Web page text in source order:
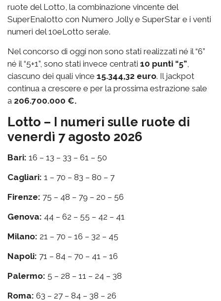
ruote del Lotto, la combinazione vincente del
SuperEnalotto con Numero Jolly e SuperStar e i venti
numeri del 10eLotto serale.
Nel concorso di oggi non sono stati realizzati né il “6”
né il “5+1”, sono stati invece centrati 10 punti “5”
ciascuno dei quali vince 15.344,32 euro. Il jackpot
continua a crescere e per la prossima estrazione sale
a 206.700.000 €.
Lotto – I numeri sulle ruote di
venerdì 7 agosto 2026
Bari: 16 – 13 – 33 – 61 – 50
Cagliari: 1 – 70 – 83 – 80 – 7
Firenze: 75 – 48 – 79 – 20 – 56
Genova: 44 – 62 – 55 – 42 – 41
Milano: 21 – 70 – 16 – 32 – 45
Napoli: 71 – 84 – 70 – 41 – 16
Palermo: 5 – 28 – 11 – 24 – 38
Roma: 63 – 27 – 84 – 38 – 26